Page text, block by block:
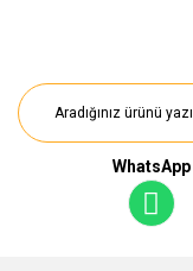
WhatsApp